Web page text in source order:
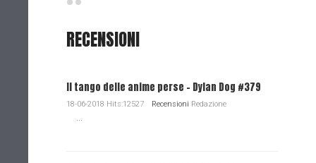
RECENSIONI
Il tango delle anime perse - Dylan Dog #379
18-06-2018 Hits:12527 Recensioni Redazione
...